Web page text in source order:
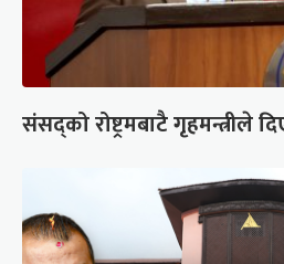
संसद्को रोष्ट्रमबाटै गृहमन्त्रीले